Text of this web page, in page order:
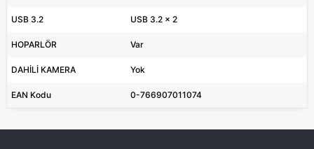
USB 3.2 USB 3.2 x 2
HOPARLÖR Var
DAHİLİ KAMERA Yok
EAN Kodu 0-766907011074